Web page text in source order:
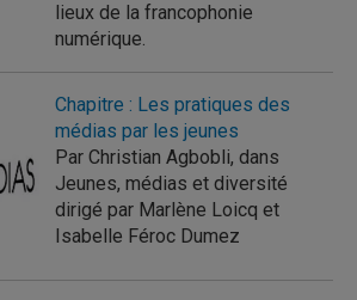
lieux de la francophonie
numérique.
Chapitre : Les pratiques des
médias par les jeunes
Par Christian Agbobli, dans
Jeunes, médias et diversité
dirigé par Marlène Loicq et
Isabelle Féroc Dumez